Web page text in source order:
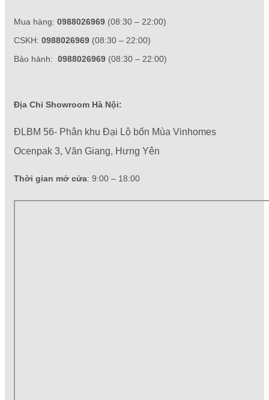
Mua hàng: 0988026969 (08:30 – 22:00)
CSKH: 0988026969 (08:30 – 22:00)
Bảo hành: 0988026969 (08:30 – 22:00)
Địa Chỉ Showroom Hà Nội:
ĐLBM 56- Phân khu Đại Lộ bốn Mùa Vinhomes
Ocenpak 3, Văn Giang, Hưng Yên
Thời gian mở cửa: 9:00 – 18:00